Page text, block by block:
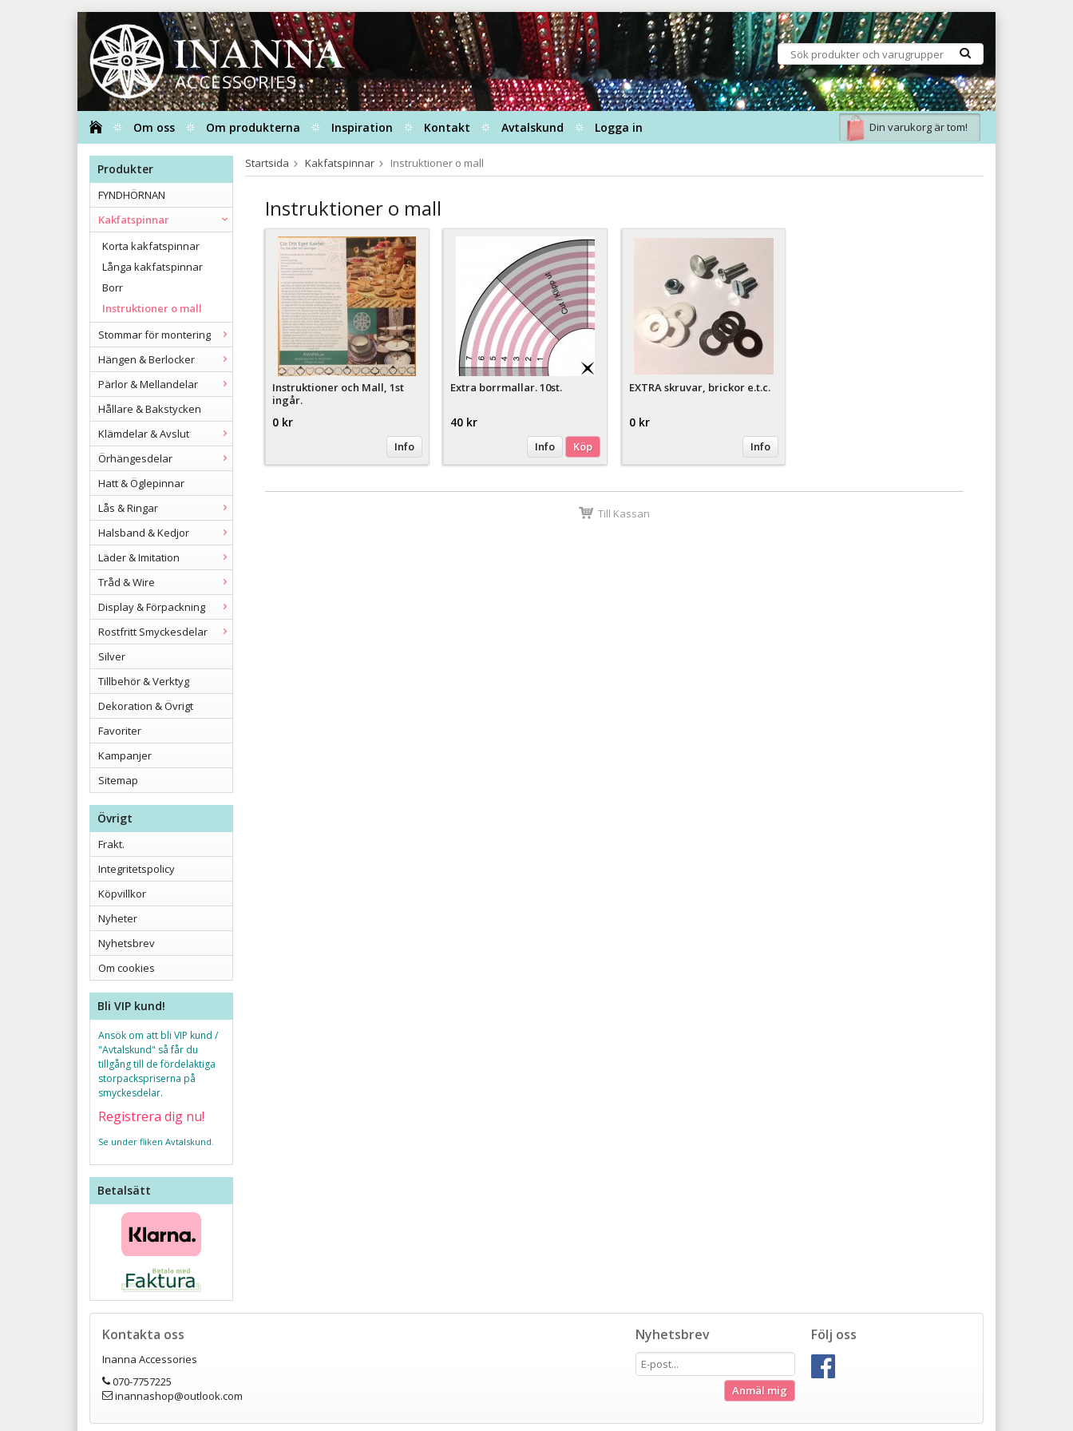
Om oss Om produkterna Inspiration Kontakt Avtalskund Logga in Din varukorg är tom!
Produkter
FYNDHÖRNAN
Kakfatspinnar
Korta kakfatspinnar
Långa kakfatspinnar
Borr
Instruktioner o mall
Stommar för montering
Hängen & Berlocker
Pärlor & Mellandelar
Hållare & Bakstycken
Klämdelar & Avslut
Örhängesdelar
Hatt & Öglepinnar
Lås & Ringar
Halsband & Kedjor
Läder & Imitation
Tråd & Wire
Display & Förpackning
Rostfritt Smyckesdelar
Silver
Tillbehör & Verktyg
Dekoration & Övrigt
Favoriter
Kampanjer
Sitemap
Övrigt
Frakt.
Integritetspolicy
Köpvillkor
Nyheter
Nyhetsbrev
Om cookies
Bli VIP kund!
Ansök om att bli VIP kund /
"Avtalskund" så får du
tillgång till de fördelaktiga
storpackspriserna på
smyckesdelar.
Registrera dig nu!
Se under fliken Avtalskund.
Betalsätt
Startsida Kakfatspinnar Instruktioner o mall
Instruktioner o mall
Instruktioner och Mall, 1st
ingår.
0 kr
Info
Extra borrmallar. 10st.
40 kr
Info Köp
EXTRA skruvar, brickor e.t.c.
0 kr
Info
Till Kassan
Kontakta oss
Inanna Accessories
070-7757225
inannashop@outlook.com
Följ oss
Nyhetsbrev
Anmäl mig